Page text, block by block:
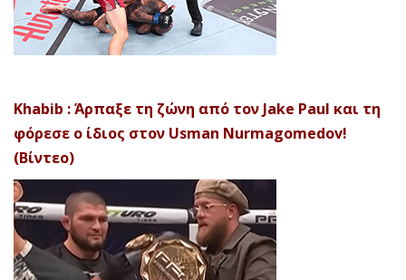
Khabib : Άρπαξε τη ζώνη από τον Jake Paul και τη
φόρεσε ο ίδιος στον Usman Nurmagomedov!
(Βίντεο)